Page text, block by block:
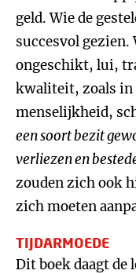
geld. Wie de
succesvol gezien.
ongeschikt, lui,
kwaliteit, zoals in
menselijkheid,
een soort bezit
verliezen en
zouden zich ook
zich moeten
TIJDARMOEDE
Dit boek daagt de